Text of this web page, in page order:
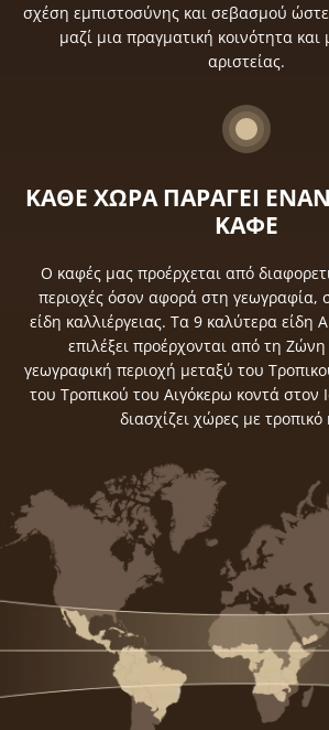
σχέση εμπιστοσύνης και σεβασμού
μαζί μια πραγματική κοινότητα
αριστείας.
ΚΑΘΕ ΧΩΡΑ ΠΑΡΑΓΕΙ
ΚΑΦΕ
Ο καφές μας προέρχεται από
περιοχές όσον αφορά στη γεωγραφία,
είδη καλλιέργειας. Tα 9 καλύτερα είδη
επιλέξει προέρχονται από τη
γεωγραφική περιοχή μεταξύ του
του Τροπικού του Αιγόκερω κοντά στον
διασχίζει χώρες με τροπικό